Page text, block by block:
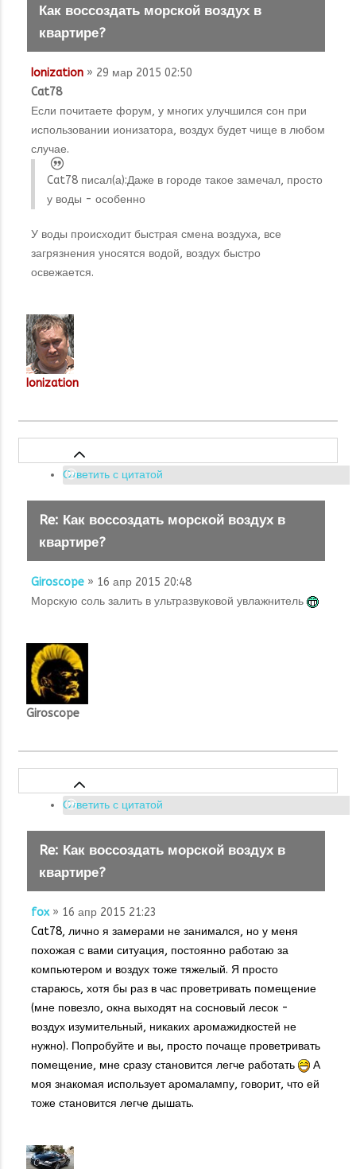
Как воссоздать морской воздух в
квартире?
Ionization » 29 мар 2015 02:50
Cat78
Если почитаете форум, у многих улучшился сон при
использовании ионизатора, воздух будет чище в любом
случае.
Cat78 писал(а):Даже в городе такое замечал, просто
у воды - особенно
У воды происходит быстрая смена воздуха, все
загрязнения уносятся водой, воздух быстро
освежается.
Ionization
Ответить с цитатой
Re: Как воссоздать морской воздух в
квартире?
Giroscope » 16 апр 2015 20:48
Морскую соль залить в ультразвуковой увлажнитель
Giroscope
Ответить с цитатой
Re: Как воссоздать морской воздух в
квартире?
fox» 16 апр 2015 21:23
Cat78, лично я замерами не занимался, но у меня
похожая с вами ситуация, постоянно работаю за
компьютером и воздух тоже тяжелый. Я просто
стараюсь, хотя бы раз в час проветривать помещение
(мне повезло, окна выходят на сосновый лесок -
воздух изумительный, никаких аромажидкостей не
нужно). Попробуйте и вы, просто почаще проветривать
помещение, мне сразу становится легче работать
А
моя знакомая использует аромалампу, говорит, что ей
тоже становится легче дышать.